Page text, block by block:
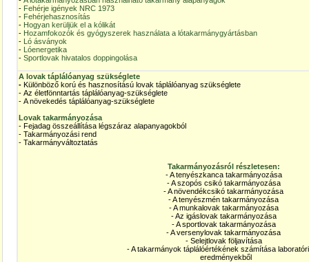
- Fehérje igények NRC 1973
- Fehérjehasznosítás
- Hogyan kerüljük el a kólikát
- Hozamfokozók és gyógyszerek használata a lótakarmánygyártásban
- Ló ásványok
- Lóenergetika
- Sportlovak hivatalos doppingolása
A lovak táplálóanyag szükséglete
- Különböző korú és hasznosítású lovak táplálóanyag szükséglete
- Az életfönntartás táplálóanyag-szükséglete
- A növekedés táplálóanyag-szükséglete
Lovak takarmányozása
- Fejadag összeállítása légszáraz alapanyagokból
- Takarmányozási rend
- Takarmányváltoztatás
Takarmányozásról részletesen:
- A tenyészkanca takarmányozása
- A szopós csikó takarmányozása
- A növendékcsikó takarmányozása
- A tenyészmén takarmányozása
- A munkalovak takarmányozása
- Az igáslovak takarmányozása
- A sportlovak takarmányozása
- A versenylovak takarmányozása
- Selejtlovak följavítása
- A takarmányok táplálóértékének számítása
eredményekből